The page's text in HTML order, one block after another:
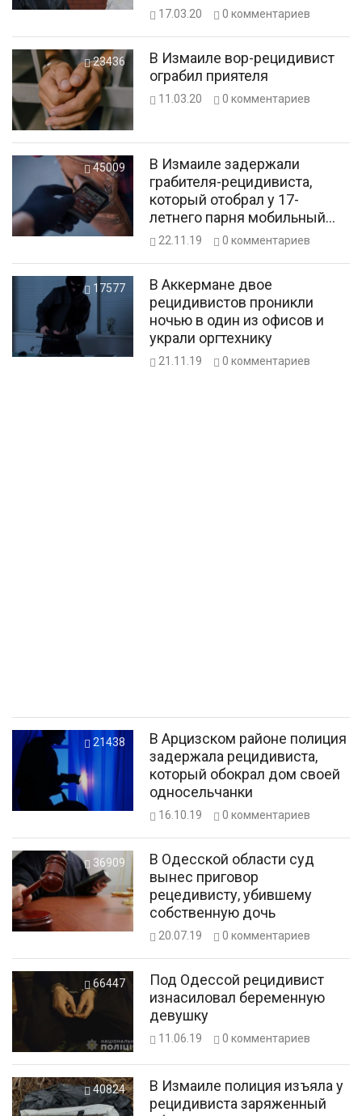
17.03.20 0 комментариев
23436
В Измаиле вор-рецидивист
ограбил приятеля
11.03.20 0 комментариев
45009
В Измаиле задержали
грабителя-рецидивиста,
который отобрал у 17-
летнего парня мобильный
телефон
22.11.19 0 комментариев
17577
В Аккермане двое
рецидивистов проникли
ночью в один из офисов и
украли оргтехнику
21.11.19 0 комментариев
21438
В Арцизском районе полиция
задержала рецидивиста,
который обокрал дом своей
односельчанки
16.10.19 0 комментариев
36909
В Одесской области суд
вынес приговор
рецедивисту, убившему
собственную дочь
20.07.19 0 комментариев
66447
Под Одессой рецидивист
изнасиловал беременную
девушку
11.06.19 0 комментариев
40824
В Измаиле полиция изъяла у
рецидивиста заряженный